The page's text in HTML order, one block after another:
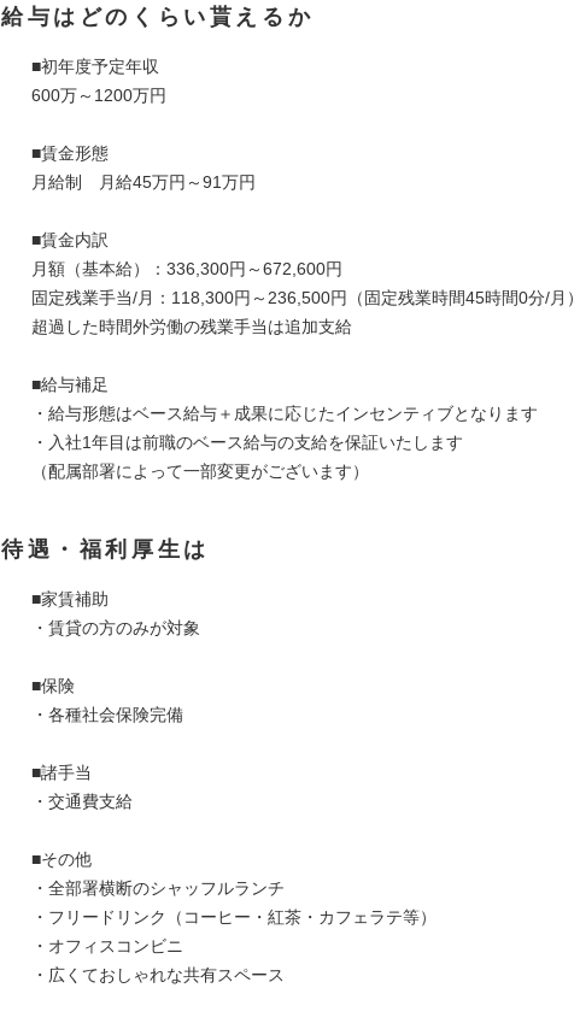
給与はどのくらい貰えるか
■初年度予定年収
600万～1200万円
■賃金形態
月給制 月給45万円～91万円
■賃金内訳
月額（基本給）：336,300円～672,600円
固定残業手当/月：118,300円～236,500円（固定残業時間45時間0分/月）
超過した時間外労働の残業手当は追加支給
■給与補足
・給与形態はベース給与＋成果に応じたインセンティブとなります
・入社1年目は前職のベース給与の支給を保証いたします
（配属部署によって一部変更がございます）
待遇・福利厚生は
■家賃補助
・賃貸の方のみが対象
■保険
・各種社会保険完備
■諸手当
・交通費支給
■その他
・全部署横断のシャッフルランチ
・フリードリンク（コーヒー・紅茶・カフェラテ等）
・オフィスコンビニ
・広くておしゃれな共有スペース